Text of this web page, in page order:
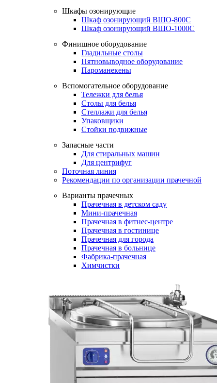
Шкафы озонирующие
Шкаф озонирующий ВШО-800С
Шкаф озонирующий ВШО-1000С
Финишное оборудование
Гладильные столы
Пятновыводное оборудование
Пароманекены
Вспомогательное оборудование
Тележки для белья
Столы для белья
Стеллажи для белья
Упаковщики
Стойки подвижные
Запасные части
Для стиральных машин
Для центрифуг
Поточная линия
Рекомендации по организации прачечной
Варианты прачечных
Прачечная в детском саду
Мини-прачечная
Прачечная в фитнес-центре
Прачечная в гостинице
Прачечная для города
Прачечная в больнице
Фабрика-прачечная
Химчистки